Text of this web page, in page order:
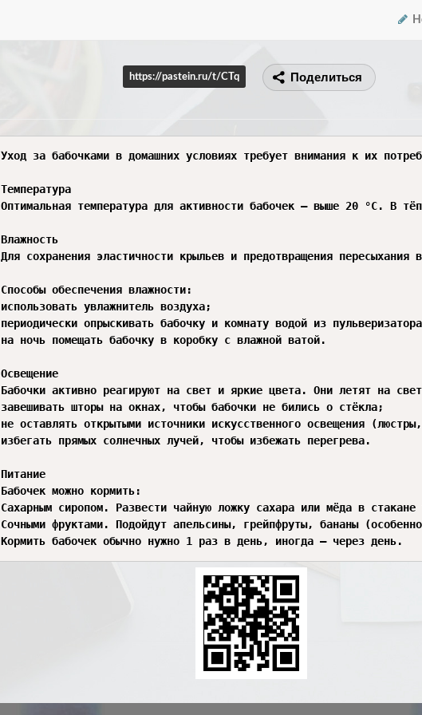
https://pastein.ru/t/CTq Поделиться
Уход за бабочками в домашних условиях требует внимания к их
Температура
Оптимальная температура для активности бабочек — выше 20 °C. В
Влажность
Для сохранения эластичности крыльев и предотвращения
Способы обеспечения влажности:
использовать увлажнитель воздуха;
периодически опрыскивать бабочку и комнату водой из
на ночь помещать бабочку в коробку с влажной ватой.
Освещение
Бабочки активно реагируют на свет и яркие цвета. Они летят на
завешивать шторы на окнах, чтобы бабочки не бились о стёкла;
не оставлять открытыми источники искусственного освещения
избегать прямых солнечных лучей, чтобы избежать перегрева.
Питание
Бабочек можно кормить:
Сахарным сиропом. Развести чайную ложку сахара или мёда в
Сочными фруктами. Подойдут апельсины, грейпфруты, бананы
Кормить бабочек обычно нужно 1 раз в день, иногда — через день.